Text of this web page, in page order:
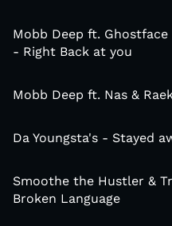
Mobb Deep ft. Ghostface
- Right Back at you
Mobb Deep ft. Nas &
Da Youngsta's - Stayed
Smoothe the Hustler &
Broken Language